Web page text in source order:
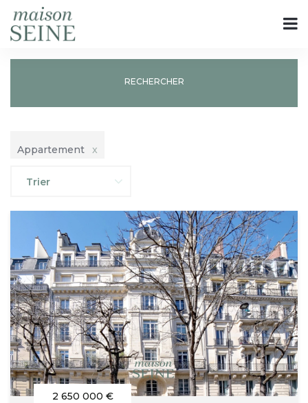
RECHERCHER
Appartement x
Trier
2 650 000 €